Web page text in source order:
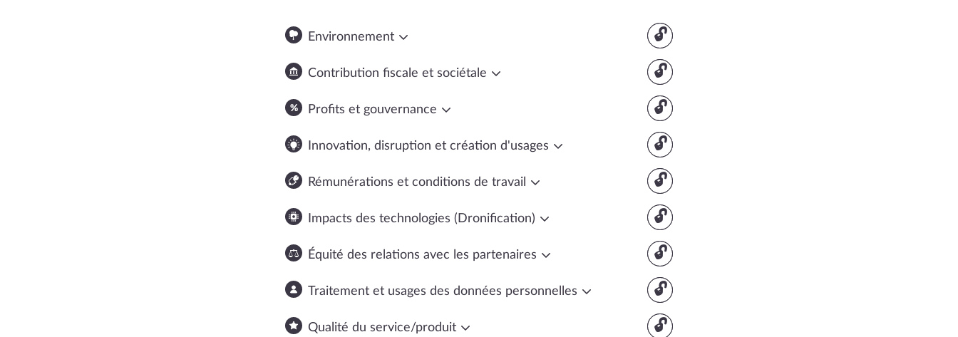
🔓
Environnement
🔓
Contribution fiscale et sociétale
🔓
Profits et gouvernance
🔓
Innovation, disruption et création d'usages
🔓
Rémunérations et conditions de travail
🔓
Impacts des technologies (Dronification)
🔓
Équité des relations avec les partenaires
🔓
Traitement et usages des données personnelles
🔓
Qualité du service/produit